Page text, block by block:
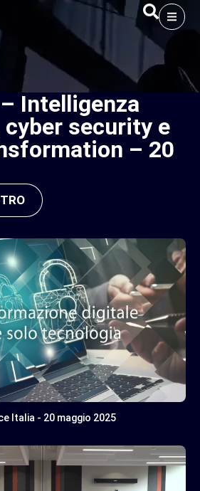
Intelligenza
security e
– 20
Italia - 20 maggio 2025